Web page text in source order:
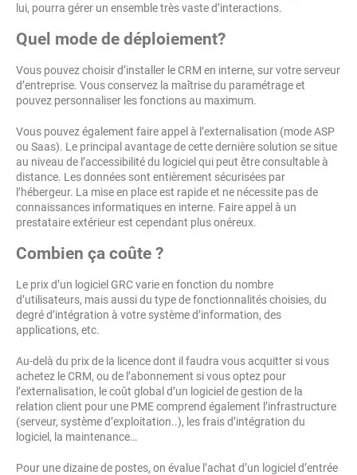
lui, pourra gérer un ensemble très vaste d’interactions.
Quel mode de déploiement?
Vous pouvez choisir d’installer le CRM en interne, sur votre serveur
d’entreprise. Vous conservez la maîtrise du paramétrage et
pouvez personnaliser les fonctions au maximum.
Vous pouvez également faire appel à l’externalisation (mode ASP
ou Saas). Le principal avantage de cette dernière solution se situe
au niveau de l’accessibilité du logiciel qui peut être consultable à
distance. Les données sont entièrement sécurisées par
l’hébergeur. La mise en place est rapide et ne nécessite pas de
connaissances informatiques en interne. Faire appel à un
prestataire extérieur est cependant plus onéreux.
Combien ça coûte ?
Le prix d’un logiciel GRC varie en fonction du nombre
d’utilisateurs, mais aussi du type de fonctionnalités choisies, du
degré d’intégration à votre système d’information, des
applications, etc.
Au-delà du prix de la licence dont il faudra vous acquitter si vous
achetez le CRM, ou de l’abonnement si vous optez pour
l’externalisation, le coût global d’un logiciel de gestion de la
relation client pour une PME comprend également l’infrastructure
(serveur, système d’exploitation..), les frais d’intégration du
logiciel, la maintenance…
Pour une dizaine de postes, on évalue l’achat d’un logiciel d’entrée